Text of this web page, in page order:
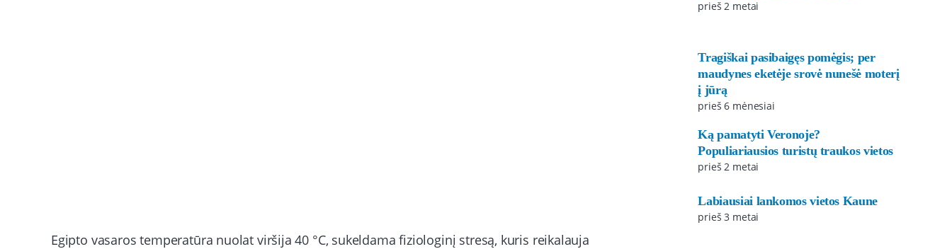
Egipto vasaros temperatūra nuolat viršija 40 °C, sukeldama fiziologinį stresą, kuris reikalauja
prieš 2 metai
Tragiškai pasibaigęs pomėgis; per
maudynes eketėje srovė nunešė moterį
į jūrą
prieš 6 mėnesiai
Ką pamatyti Veronoje?
Populiariausios turistų traukos vietos
prieš 2 metai
Labiausiai lankomos vietos Kaune
prieš 3 metai